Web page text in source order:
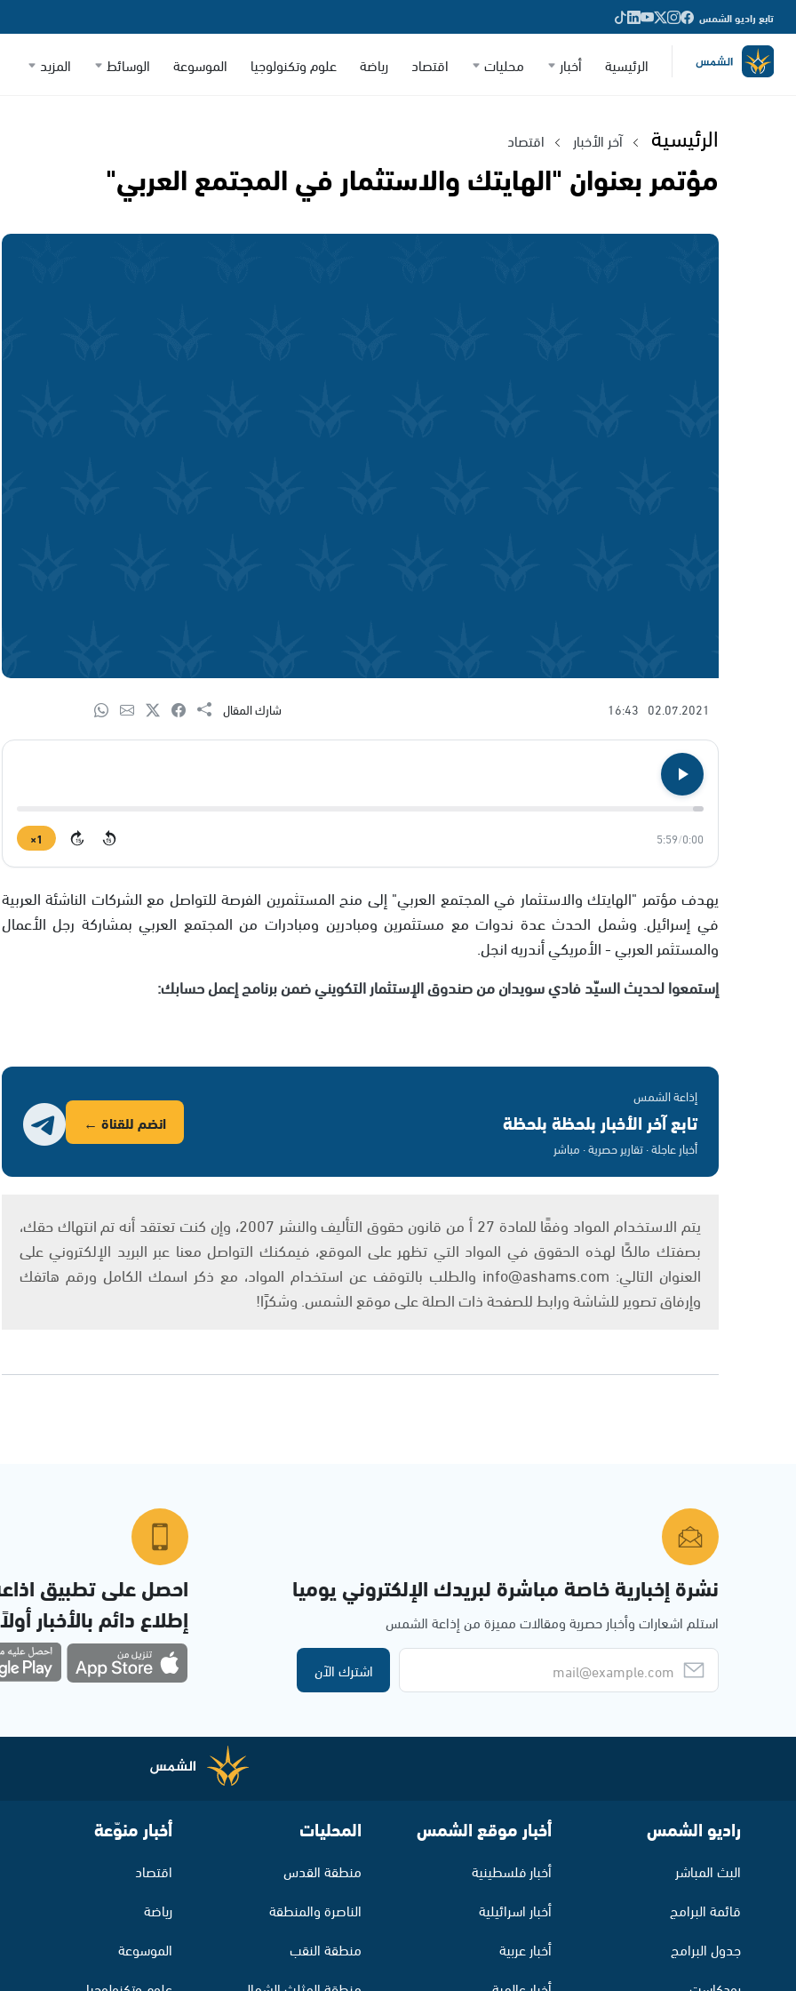
تابع راديو الشمس
الرئيسية أخبار محليات اقتصاد رياضة علوم وتكنولوجيا الموسوعة الوسائط المزيد
الرئيسية آخر الأخبار اقتصاد
مؤتمر بعنوان "الهايتك والاستثمار في المجتمع العربي"
02.07.2021
16:43 شارك المقال
0:00
/
5:59
15
15
1×
يهدف مؤتمر "الهايتك والاستثمار في المجتمع العربي" إلى منح المستثمرين الفرصة للتواصل مع الشركات الناشئة العربية
في إسرائيل. وشمل الحدث عدة ندوات مع مستثمرين ومبادرين ومبادرات من المجتمع العربي بمشاركة رجل الأعمال
والمستثمر العربي - الأمريكي أندريه انجل.
إستمعوا لحديث السيّد فادي سويدان من صندوق الإستثمار التكويني ضمن برنامج إعمل حسابك:
إذاعة الشمس
تابع آخر الأخبار بلحظة بلحظة
أخبار عاجلة · تقارير حصرية · مباشر
انضم للقناة ←
يتم الاستخدام المواد وفقًا للمادة 27 أ من قانون حقوق التأليف والنشر 2007، وإن كنت تعتقد أنه تم انتهاك حقك،
بصفتك مالكًا لهذه الحقوق في المواد التي تظهر على الموقع، فيمكنك التواصل معنا عبر البريد الإلكتروني على
العنوان التالي: info@ashams.com والطلب بالتوقف عن استخدام المواد، مع ذكر اسمك الكامل ورقم هاتفك
وإرفاق تصوير للشاشة ورابط للصفحة ذات الصلة على موقع الشمس. وشكرًا!
نشرة إخبارية خاصة مباشرة لبريدك الإلكتروني يوميا
استلم اشعارات وأخبار حصرية ومقالات مميزة من إذاعة الشمس
اشترك الآن
احصل على تطبيق
إطلاع دائم بالأخبار
راديو الشمس
البث المباشر
قائمة البرامج
جدول البرامج
أخبار موقع الشمس
أخبار فلسطينية
أخبار اسرائيلية
أخبار عربية
المحليات
منطقة القدس
الناصرة والمنطقة
منطقة النقب
أخبار منوّعة
اقتصاد
رياضة
الموسوعة